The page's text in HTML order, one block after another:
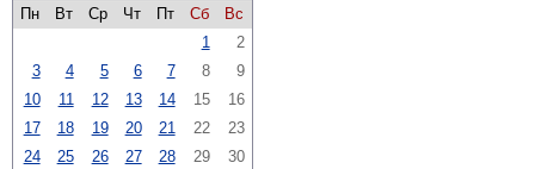
Пн
Вт Ср Чт Пт Сб
Вс
1
2
3
4 5 6 7 8
9
10
11 12 13 14 15
16
17
18 19 20 21 22
23
24
25 26 27 28 29
30